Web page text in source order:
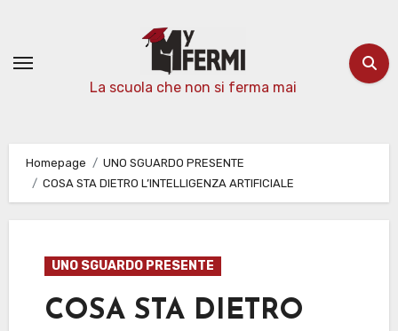
contenuto
La scuola che non si ferma mai
Homepage
UNO SGUARDO PRESENTE
COSA STA DIETRO L’INTELLIGENZA ARTIFICIALE
UNO SGUARDO PRESENTE
COSA STA DIETRO